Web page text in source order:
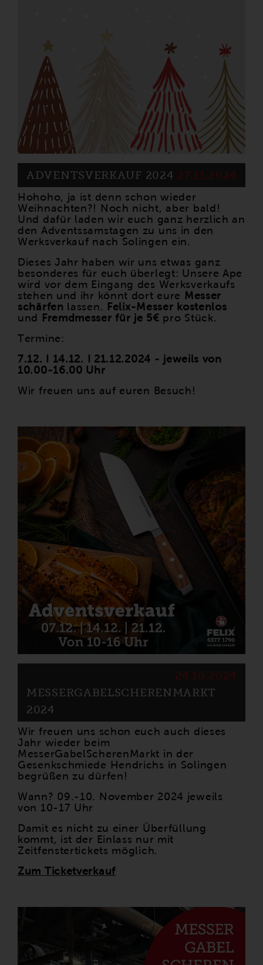
27.11.2024
ADVENTSVERKAUF 2024
Hohoho, ja ist denn schon wieder
Weihnachten?! Noch nicht, aber bald!
Und dafür laden wir euch ganz herzlich an
den Adventssamstagen zu uns in den
Werksverkauf nach Solingen ein.
Dieses Jahr haben wir uns etwas ganz
besonderes für euch überlegt: Unsere Ape
wird vor dem Eingang des Werksverkaufs
stehen und ihr könnt dort eure Messer
schärfen lassen. Felix-Messer kostenlos
und
Fremdmesser für je 5€ pro Stück.
Termine:
7.12. I 14.12. I 21.12.2024 - jeweils von
10.00-16.00 Uhr
Wir freuen uns auf euren Besuch!
24.10.2024
MESSERGABELSCHERENMARKT
2024
Wir freuen uns schon euch auch dieses
Jahr wieder beim
MesserGabelScherenMarkt in der
Gesenkschmiede Hendrichs in Solingen
begrüßen zu dürfen!
Wann? 09.-10. November 2024 jeweils
von 10-17 Uhr
Damit es nicht zu einer Überfüllung
kommt, ist der Einlass nur mit
Zeitfenstertickets möglich.
Zum Ticketverkauf